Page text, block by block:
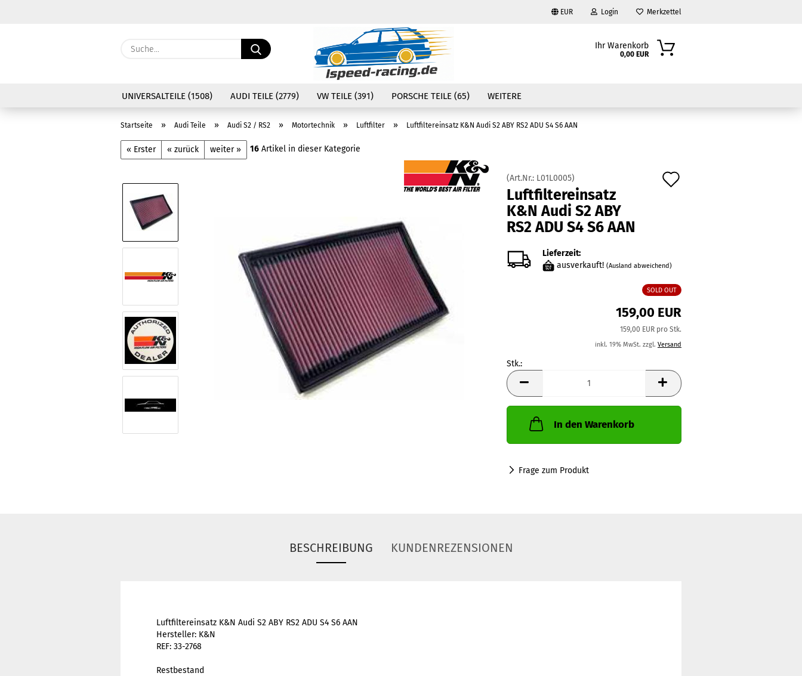
EUR
Währung auswählen
Login
Konto erstellen
Passwort vergessen?
Merkzettel
Suche... Ihr Warenkorb
0,00 EUR
UNIVERSALTEILE (1508) AUDI TEILE (2779) VW TEILE (391) PORSCHE TEILE (65) WEITERE
Startseite » Audi Teile » Audi S2 / RS2 » Motortechnik » Luftfilter » Luftfiltereinsatz K&N Audi S2 ABY RS2 ADU S4 S6 AAN
« Erster « zurück weiter » 16 Artikel in dieser Kategorie
(Art.Nr.: L01L0005)
Luftfiltereinsatz
K&N Audi S2 ABY
RS2 ADU S4 S6 AAN
Lieferzeit:
ausverkauft! (Ausland abweichend)
SOLD OUT
159,00 EUR
159,00 EUR pro Stk.
inkl. 19% MwSt. zzgl. Versand
Stk.:
Stk.
In den Warenkorb
Frage zum Produkt
BESCHREIBUNG KUNDENREZENSIONEN
Luftfiltereinsatz K&N Audi S2 ABY RS2 ADU S4 S6 AAN
Hersteller: K&N
REF: 33-2768
Restbestand